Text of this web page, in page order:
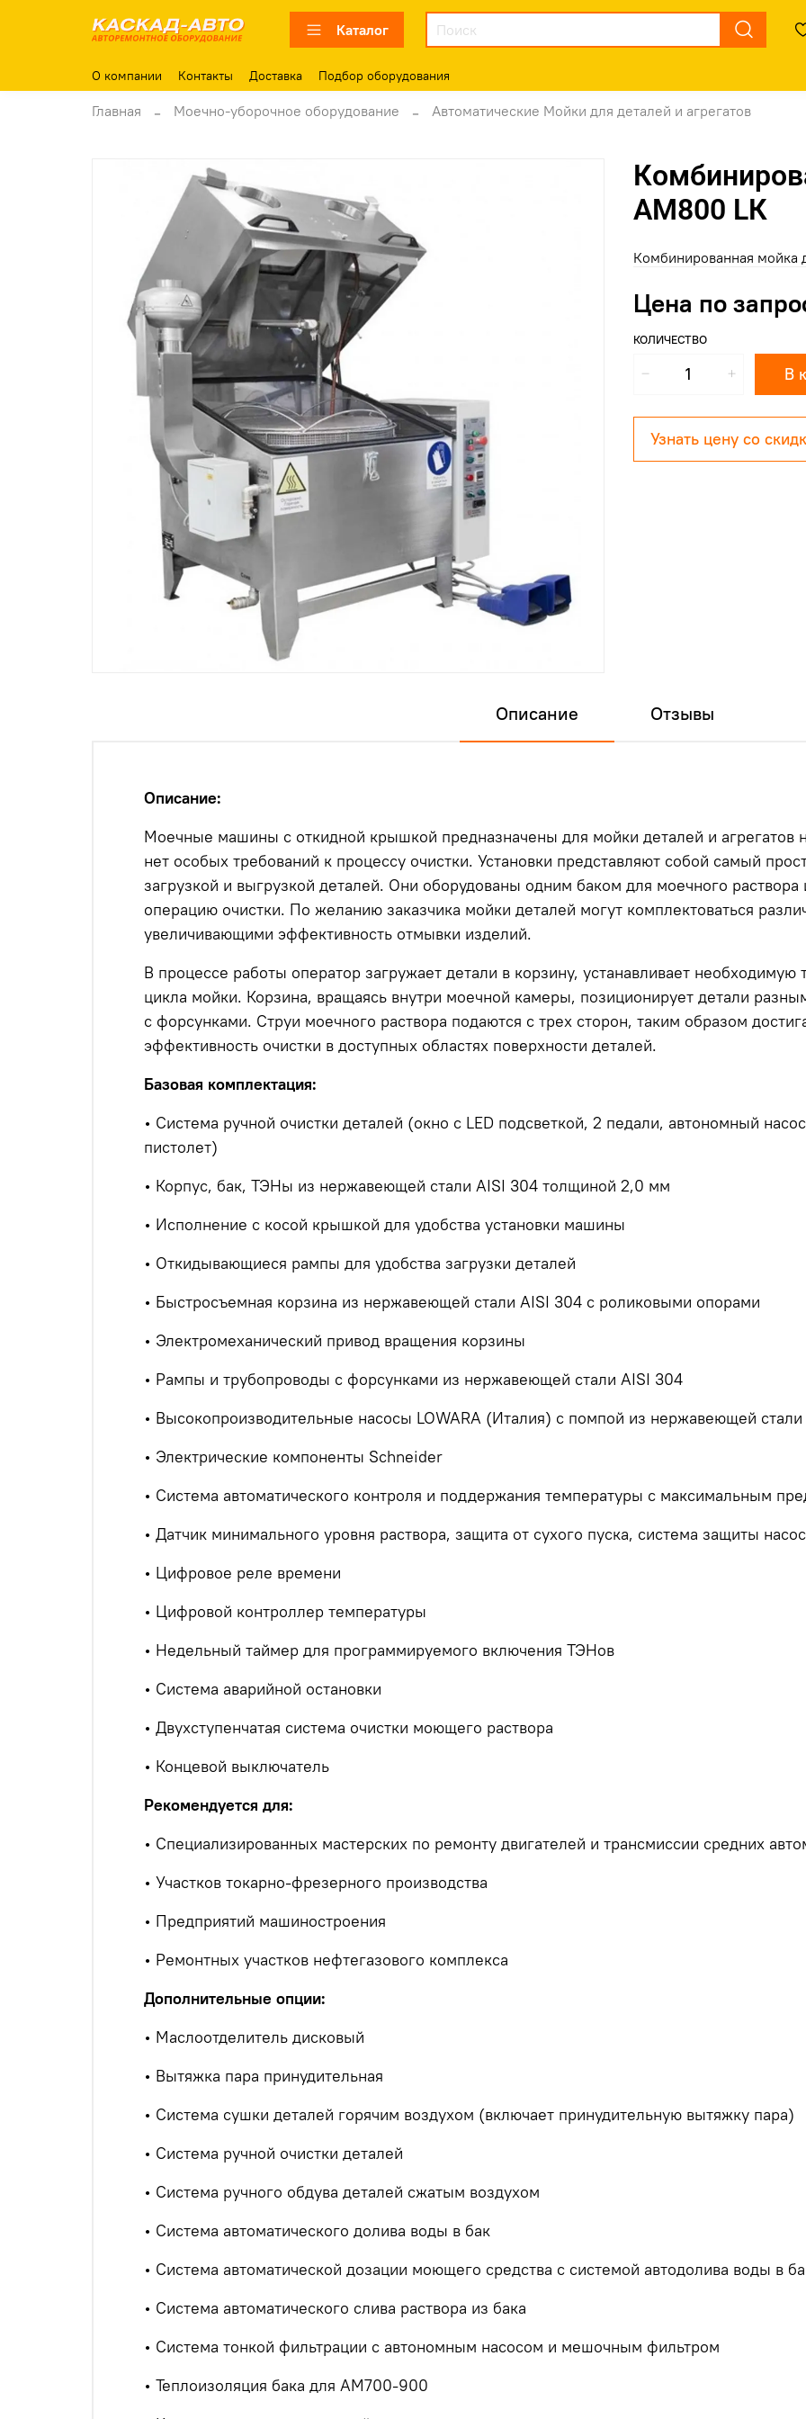
Каталог
О компании Контакты Доставка Подбор оборудования
Главная Моечно-уборочное оборудование Автоматические Мойки для деталей и агрегатов
АМ800 LК
Цена по
КОЛИЧЕСТВО
В
Узнать цену со
Комбинированная мойка
Описание Отзывы
Описание:
Моечные машины с откидной крышкой предназначены для мойки деталей и агрегатов
нет особых требований к процессу очистки. Установки представляют собой самый
загрузкой и выгрузкой деталей. Они оборудованы одним баком для моечного
операцию очистки. По желанию заказчика мойки деталей могут комплектоваться
увеличивающими эффективность отмывки изделий.
В процессе работы оператор загружает детали в корзину, устанавливает
цикла мойки. Корзина, вращаясь внутри моечной камеры, позиционирует детали
с форсунками. Струи моечного раствора подаются с трех сторон, таким образом
эффективность очистки в доступных областях поверхности деталей.
Базовая комплектация:
• Система ручной очистки деталей (окно с LED подсветкой, 2 педали, автономный
пистолет)
• Корпус, бак, ТЭНы из нержавеющей стали AISI 304 толщиной 2,0 мм
• Исполнение с косой крышкой для удобства установки машины
• Откидывающиеся рампы для удобства загрузки деталей
• Быстросъемная корзина из нержавеющей стали AISI 304 с роликовыми опорами
• Электромеханический привод вращения корзины
• Рампы и трубопроводы с форсунками из нержавеющей стали AISI 304
• Высокопроизводительные насосы LOWARA (Италия) с помпой из нержавеющей
• Электрические компоненты Schneider
• Система автоматического контроля и поддержания температуры с максимальным
• Датчик минимального уровня раствора, защита от сухого пуска, система защиты
• Цифровое реле времени
• Цифровой контроллер температуры
• Недельный таймер для программируемого включения ТЭНов
• Система аварийной остановки
• Двухступенчатая система очистки моющего раствора
• Концевой выключатель
Рекомендуется для:
• Специализированных мастерских по ремонту двигателей и трансмиссии средних
• Участков токарно-фрезерного производства
• Предприятий машиностроения
• Ремонтных участков нефтегазового комплекса
Дополнительные опции:
• Маслоотделитель дисковый
• Вытяжка пара принудительная
• Система сушки деталей горячим воздухом (включает принудительную вытяжку пара)
• Система ручной очистки деталей
• Система ручного обдува деталей сжатым воздухом
• Система автоматического долива воды в бак
• Система автоматической дозации моющего средства с системой автодолива воды в
• Система автоматического слива раствора из бака
• Система тонкой фильтрации с автономным насосом и мешочным фильтром
• Теплоизоляция бака для АМ700-900